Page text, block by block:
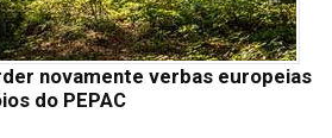
novamente verbas europeias
do PEPAC